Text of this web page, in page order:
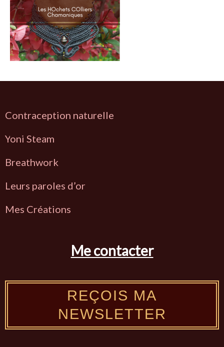
Contraception naturelle
Yoni Steam
Breathwork
Leurs paroles d’or
Mes Créations
Me contacter
REÇOIS MA
NEWSLETTER